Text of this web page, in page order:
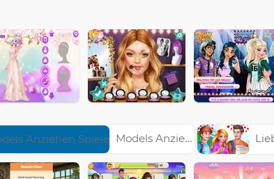
Models Anziehen Spiele